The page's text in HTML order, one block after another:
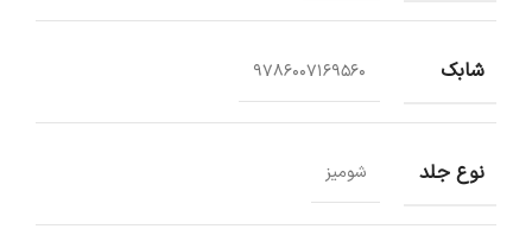
شابک 9786007169560
نوع جلد شومیز